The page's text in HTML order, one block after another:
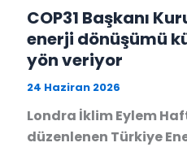
COP31 Başkanı
enerji dönüşümü
yön veriyor
24 Haziran 2026
Londra İklim Eylem
düzenlenen Türkiye